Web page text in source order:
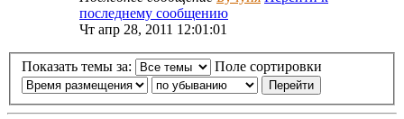
последнему сообщению
Чт апр 28, 2011 12:01:01
Показать темы за: Поле сортировки